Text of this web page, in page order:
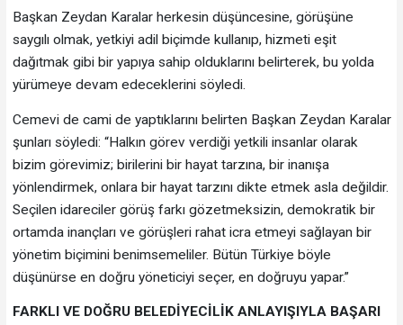
Başkan Zeydan Karalar herkesin düşüncesine, görüşüne
saygılı olmak, yetkiyi adil biçimde kullanıp, hizmeti eşit
dağıtmak gibi bir yapıya sahip olduklarını belirterek, bu yolda
yürümeye devam edeceklerini söyledi.
Cemevi de cami de yaptıklarını belirten Başkan Zeydan Karalar
şunları söyledi: “Halkın görev verdiği yetkili insanlar olarak
bizim görevimiz; birilerini bir hayat tarzına, bir inanışa
yönlendirmek, onlara bir hayat tarzını dikte etmek asla değildir.
Seçilen idareciler görüş farkı gözetmeksizin, demokratik bir
ortamda inançları ve görüşleri rahat icra etmeyi sağlayan bir
yönetim biçimini benimsemeliler. Bütün Türkiye böyle
düşünürse en doğru yöneticiyi seçer, en doğruyu yapar.”
FARKLI VE DOĞRU BELEDİYECİLİK ANLAYIŞIYLA BAŞARI